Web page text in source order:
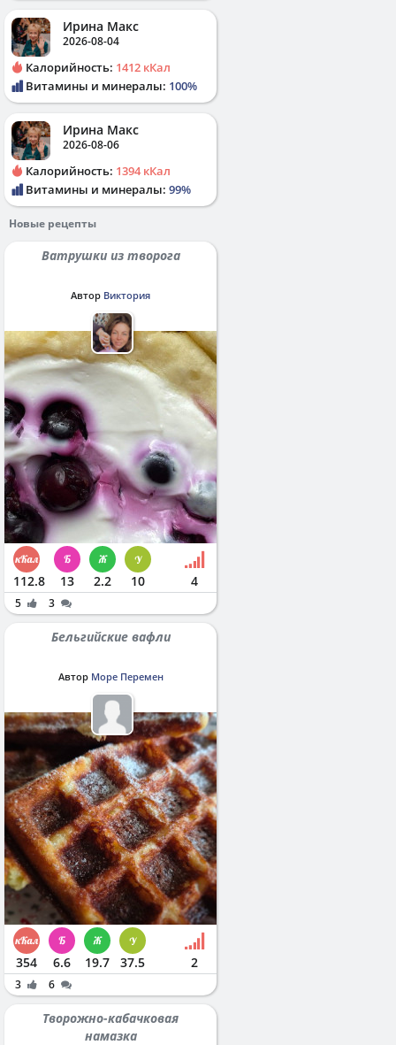
Ирина Макс
2026-08-04
Калорийность: 1412 кКал
Витамины и минералы: 100%
Ирина Макс
2026-08-06
Калорийность: 1394 кКал
Витамины и минералы: 99%
Новые рецепты
Ватрушки из творога
Автор Виктория
112.8 13 2.2 10 4
5 3
Бельгийские вафли
Автор Море Перемен
354 6.6 19.7 37.5 2
3 6
Творожно-кабачковая
намазка